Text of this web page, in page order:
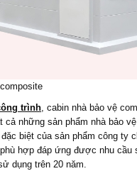
trình, cabin nhà bảo vệ
cả những sản phẩm nhà bảo
biệt của sản phẩm công ty
hợp đáp ứng được nhu cầu
dụng trên 20 năm.